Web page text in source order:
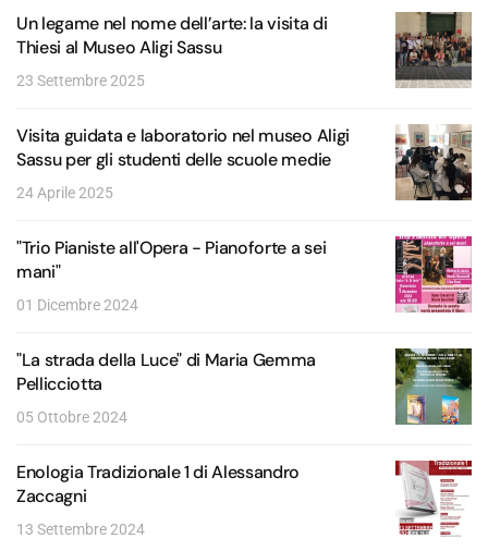
Un legame nel nome dell’arte: la visita di
Thiesi al Museo Aligi Sassu
23 Settembre 2025
Visita guidata e laboratorio nel museo Aligi
Sassu per gli studenti delle scuole medie
24 Aprile 2025
"Trio Pianiste all'Opera - Pianoforte a sei
mani"
01 Dicembre 2024
"La strada della Luce" di Maria Gemma
Pellicciotta
05 Ottobre 2024
Enologia Tradizionale 1 di Alessandro
Zaccagni
13 Settembre 2024